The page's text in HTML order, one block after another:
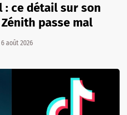
: ce détail sur son
passe mal
6 août 2026